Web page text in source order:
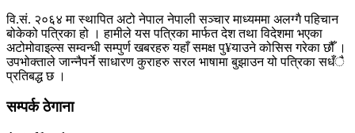
वि.सं. २०६४ मा स्थापित अटो नेपाल नेपाली सञ्चार माध्यममा अलग्गै पहिचान
बोकेको पत्रिका हो । हामीले यस पत्रिका मार्फत देश तथा विदेशमा भएका
अटोमोवाइल्स सम्वन्धी सम्पुर्ण खबरहरु यहाँ समक्ष पु¥याउने कोसिस गरेका छौँ ।
उपभोक्ताले जान्नैपर्ने साधारण कुराहरु सरल भाषामा बुझाउन यो पत्रिका सधँै
प्रतिबद्ध छ ।
सम्पर्क ठेगाना